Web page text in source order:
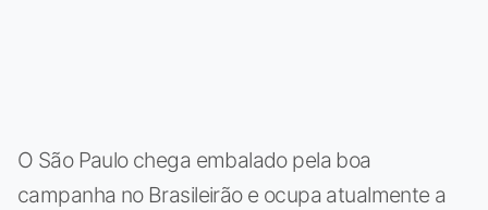
O São Paulo chega embalado pela boa
campanha no Brasileirão e ocupa atualmente a